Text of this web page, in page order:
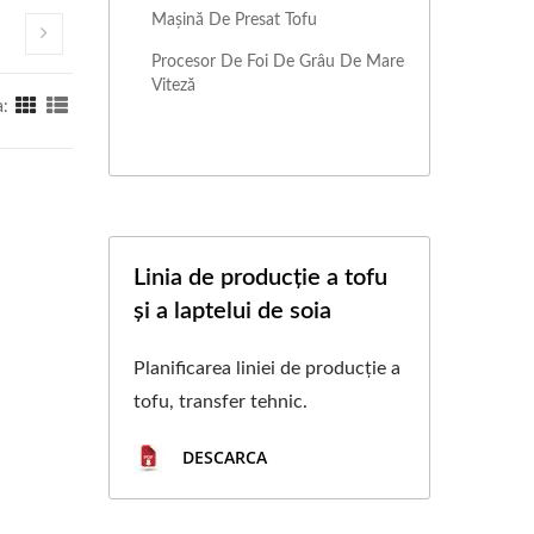
Mașină De Presat Tofu
Procesor De Foi De Grâu De Mare
Viteză
Linia de producție a tofu
și a laptelui de soia
Planificarea liniei de producție a
tofu, transfer tehnic.
DESCARCA